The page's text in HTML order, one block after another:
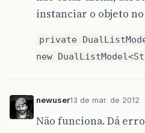
instanciar o objeto
private
new
newuser13 de mar. de 2012
Não funciona. Dá